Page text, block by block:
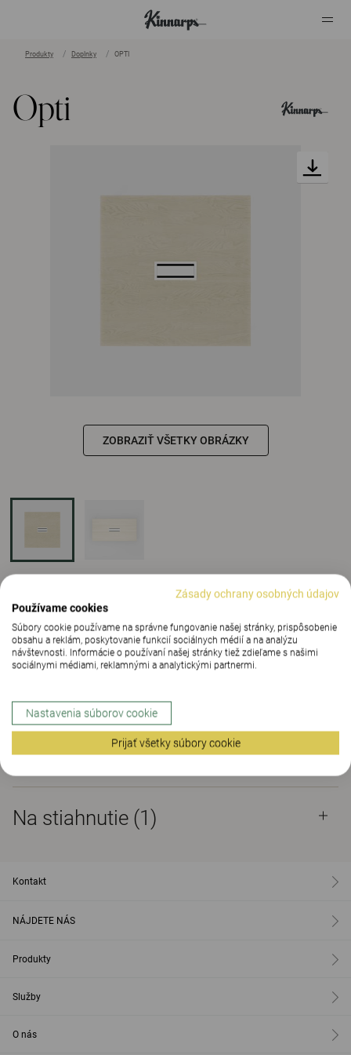
Produkty Doplnky OPTI
Opti
ZOBRAZIŤ VŠETKY OBRÁZKY
Konferenčné veko
Zistite viac
KONTAKT
Na stiahnutie (1 )
Kontakt
NÁJDETE NÁS
Produkty
Služby
O nás
Zásady ochrany osobných údajov
Používame cookies
Súbory cookie používame na správne fungovanie našej stránky, prispôsobenie
obsahu a reklám, poskytovanie funkcií sociálnych médií a na analýzu
návštevnosti. Informácie o používaní našej stránky tiež zdieľame s našimi
sociálnymi médiami, reklamnými a analytickými partnermi.
Nastavenia súborov cookie
Prijať všetky súbory cookie